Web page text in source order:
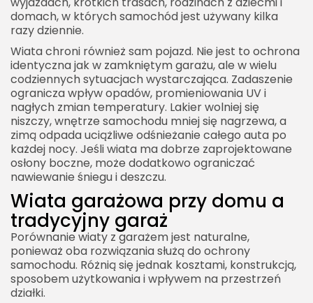
domach, w których samochód jest używany kilka
razy dziennie.
Wiata chroni również sam pojazd. Nie jest to ochrona
identyczna jak w zamkniętym garażu, ale w wielu
codziennych sytuacjach wystarczająca. Zadaszenie
ogranicza wpływ opadów, promieniowania UV i
nagłych zmian temperatury. Lakier wolniej się
niszczy, wnętrze samochodu mniej się nagrzewa, a
zimą odpada uciążliwe odśnieżanie całego auta po
każdej nocy. Jeśli wiata ma dobrze zaprojektowane
osłony boczne, może dodatkowo ograniczać
nawiewanie śniegu i deszczu.
Wiata garażowa przy domu a
tradycyjny garaż
Porównanie wiaty z garażem jest naturalne,
ponieważ oba rozwiązania służą do ochrony
samochodu. Różnią się jednak kosztami, konstrukcją,
sposobem użytkowania i wpływem na przestrzeń
działki.
Ładowanie samochodu elektrycznego
Fotowoltaika na wiacie
Formalności związane z budową wiaty garażowej
Wiata garażowa przy domu a odprowadzenie
wody
Wiata garażowa przy domu a bezpieczeństwo
Najczęstsze błędy przy budowie wiaty garażowej
Jak dobrać wiatę do stylu domu?
Wiata garażowa przy domu z zielonym dachem
Wiata garażowa przy domu i roślinność
Koszt budowy wiaty garażowej
Czy warto kupić gotową wiatę garażową?
Wiata garażowa przy domu jako część strefy
wejściowej